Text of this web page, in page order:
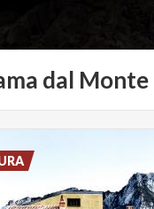
dal Monte